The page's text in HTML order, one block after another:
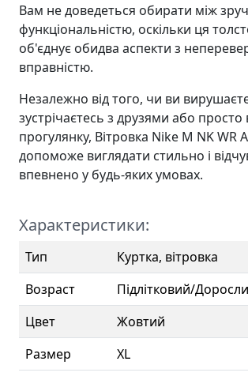
Вам не доведеться обирати між
функціональністю, оскільки ця
об'єднує обидва аспекти з
вправністю.
Незалежно від того, чи ви
зустрічаєтесь з друзями або
прогулянку, Вітровка Nike M NK WR
допоможе виглядати стильно і
впевнено у будь-яких умовах.
Характеристики:
Тип
Куртка, вітровка
Возраст
Підлітковий/
Цвет
Жовтий
Размер
ХL